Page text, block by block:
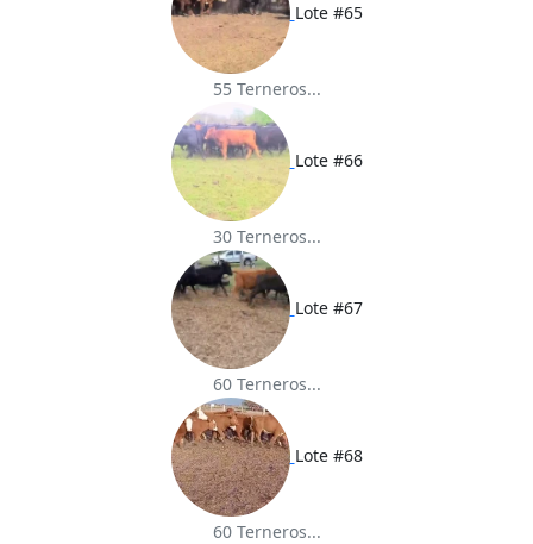
Lote #65
55 Terneros...
Lote #66
30 Terneros...
Lote #67
60 Terneros...
Lote #68
60 Terneros...